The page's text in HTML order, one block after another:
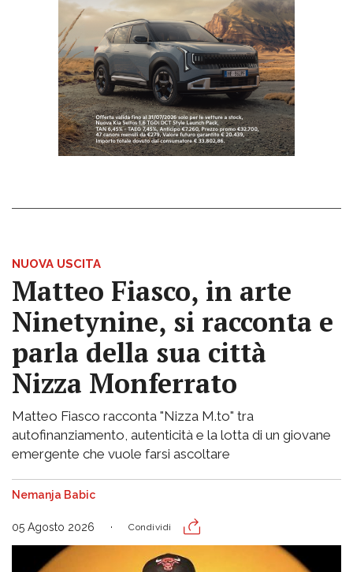
NUOVA USCITA
Matteo Fiasco, in arte
Ninetynine, si racconta e
parla della sua città
Nizza Monferrato
Matteo Fiasco racconta "Nizza M.to" tra
autofinanziamento, autenticità e la lotta di un giovane
emergente che vuole farsi ascoltare
Nemanja Babic
05 Agosto 2026 Condividi